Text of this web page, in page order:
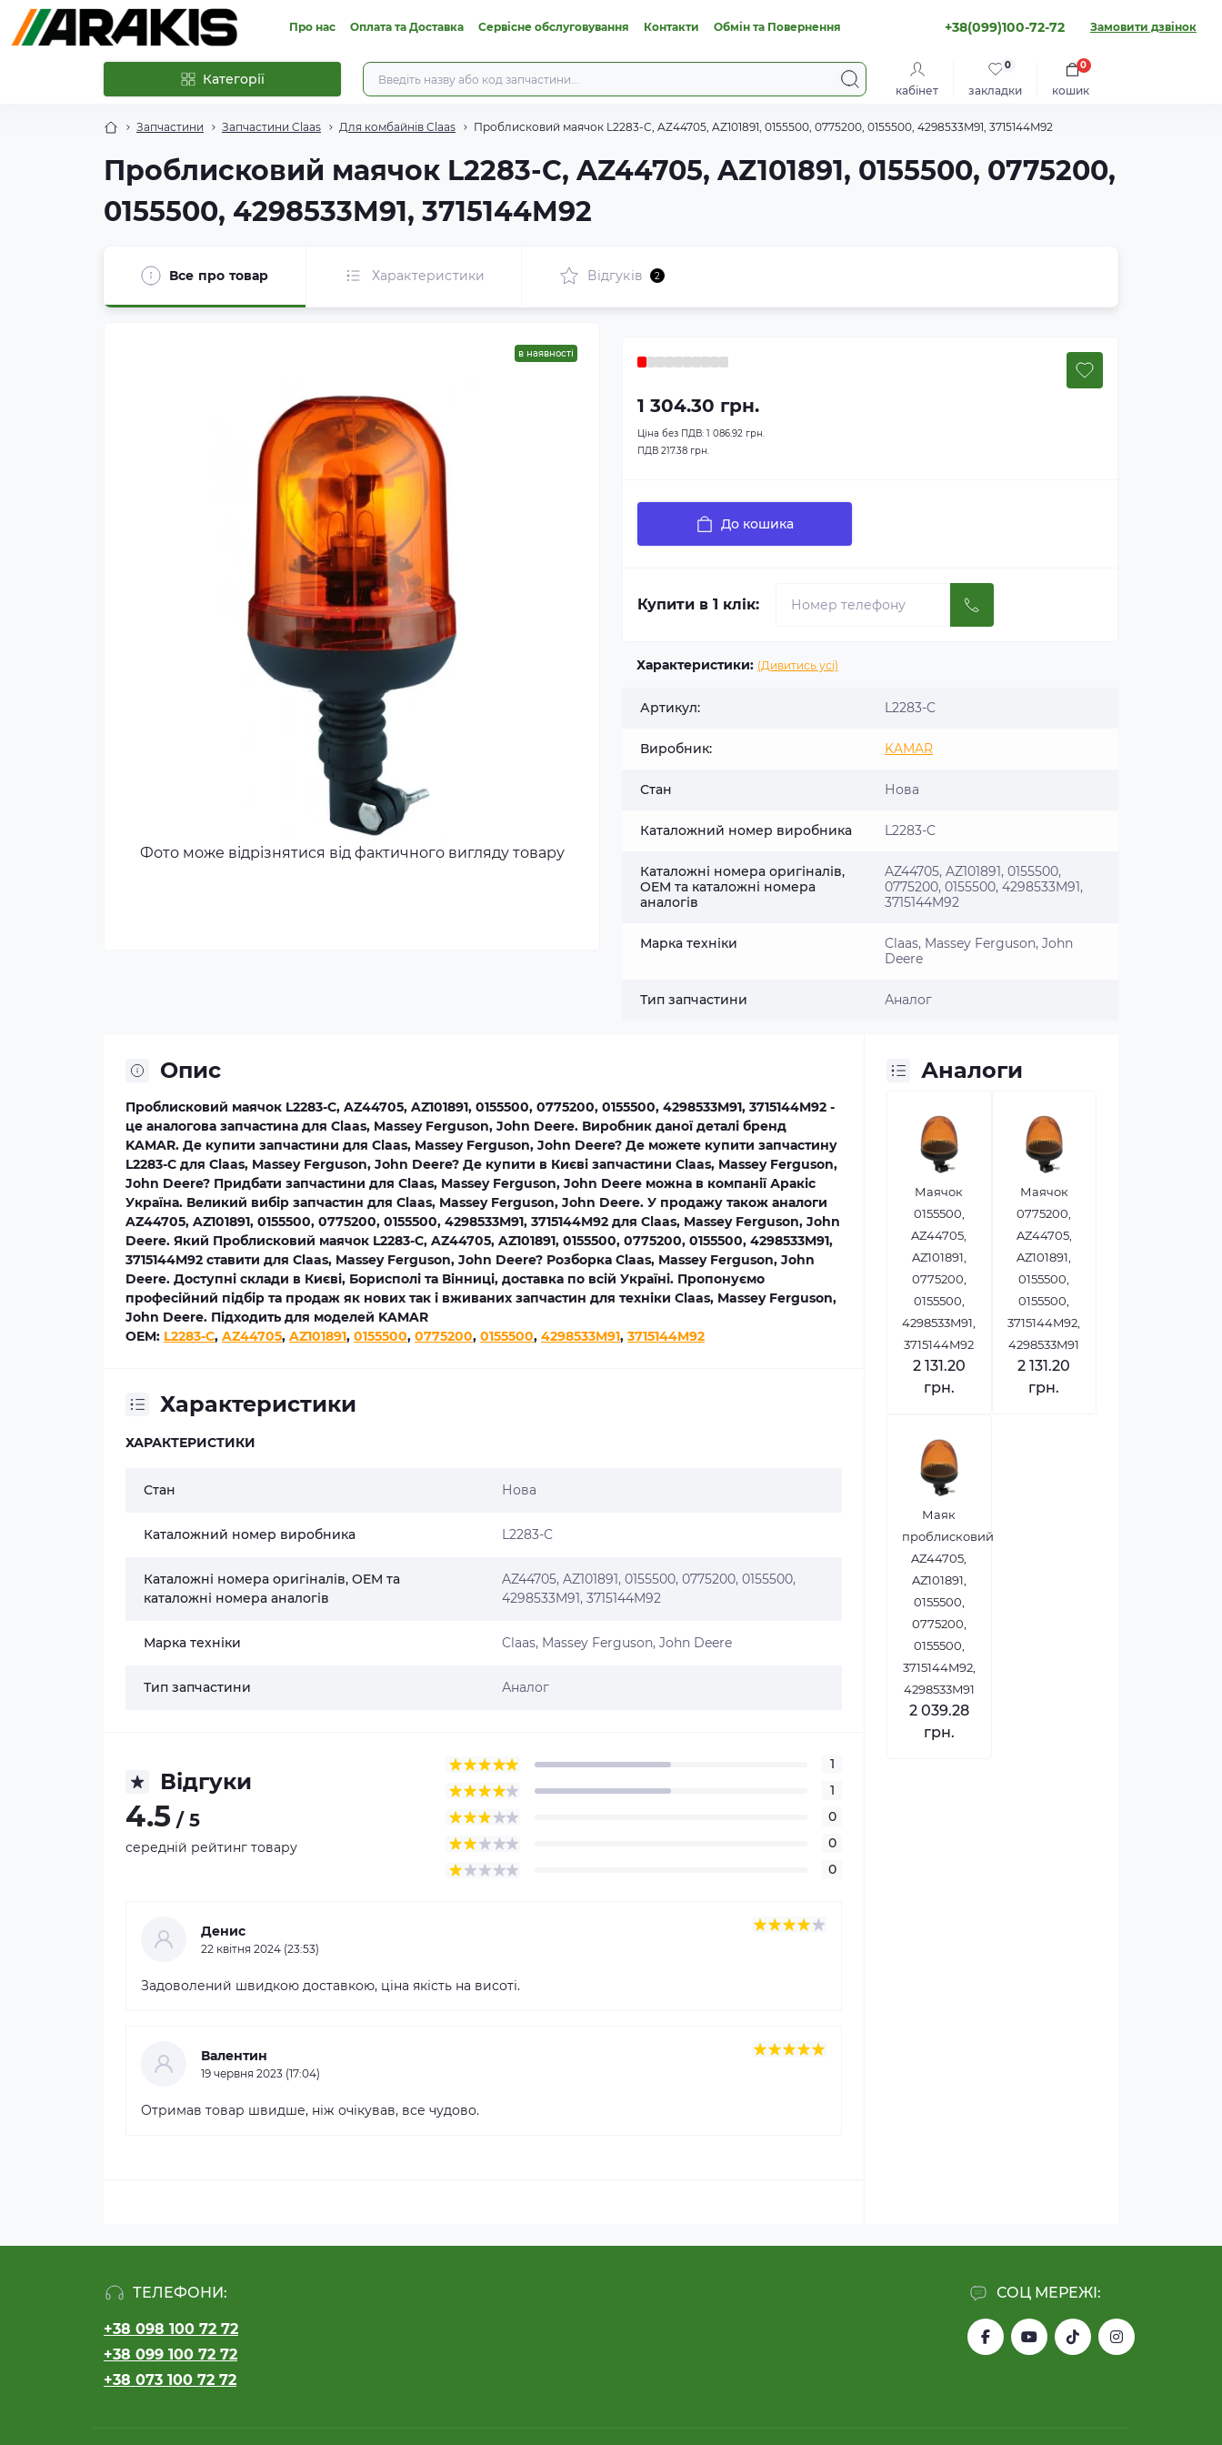
Про нас Оплата та Доставка Сервісне обслуговування Контакти Обмін та Повернення +38(099)100-72-72 Замовити дзвінок
Категорії
кабінет закладки
0
кошик
0
Запчастини Запчастини Claas Для комбайнів Claas Проблисковий маячок L2283-C, AZ44705, AZ101891, 0155500, 0775200, 0155500, 4298533M91, 3715144M92
Проблисковий маячок L2283-C, AZ44705, AZ101891, 0155500, 0775200,
0155500, 4298533M91, 3715144M92
Все про товар Характеристики Відгуків 2
в наявності
Фото може відрізнятися від фактичного вигляду товару
1 304.30 грн.
Ціна без ПДВ: 1 086.92 грн.
ПДВ 217.38 грн.
До кошика
Купити в 1 клік:
Характеристики: (Дивитись усі)
Артикул: L2283-C
Виробник: KAMAR
Стан Нова
Каталожний номер виробника L2283-C
Каталожні номера оригіналів,
OEM та каталожні номера
аналогів
AZ44705, AZ101891, 0155500,
0775200, 0155500, 4298533M91,
3715144M92
Марка техніки
Claas, Massey Ferguson, John
Deere
Тип запчастини Аналог
Опис
Проблисковий маячок L2283-C, AZ44705, AZ101891, 0155500, 0775200, 0155500, 4298533M91, 3715144M92 -
це аналогова запчастина для Claas, Massey Ferguson, John Deere. Виробник даної деталі бренд
KAMAR. Де купити запчастини для Claas, Massey Ferguson, John Deere? Де можете купити запчастину
L2283-C для Claas, Massey Ferguson, John Deere? Де купити в Києві запчастини Claas, Massey Ferguson,
John Deere? Придбати запчастини для Claas, Massey Ferguson, John Deere можна в компанії Аракіс
Україна. Великий вибір запчастин для Claas, Massey Ferguson, John Deere. У продажу також аналоги
AZ44705, AZ101891, 0155500, 0775200, 0155500, 4298533M91, 3715144M92 для Claas, Massey Ferguson, John
Deere. Який Проблисковий маячок L2283-C, AZ44705, AZ101891, 0155500, 0775200, 0155500, 4298533M91,
3715144M92 ставити для Claas, Massey Ferguson, John Deere? Розборка Claas, Massey Ferguson, John
Deere. Доступні склади в Києві, Борисполі та Вінниці, доставка по всій Україні. Пропонуємо
професійний підбір та продаж як нових так і вживаних запчастин для техніки Claas, Massey Ferguson,
John Deere. Підходить для моделей KAMAR
OEM: L2283-C, AZ44705, AZ101891, 0155500, 0775200, 0155500, 4298533M91, 3715144M92
Характеристики
ХАРАКТЕРИСТИКИ
Стан Нова
Каталожний номер виробника L2283-C
Каталожні номера оригіналів, OEM та
каталожні номера аналогів
AZ44705, AZ101891, 0155500, 0775200, 0155500,
4298533M91, 3715144M92
Марка техніки Claas, Massey Ferguson, John Deere
Тип запчастини Аналог
Відгуки
4.5 / 5
середній рейтинг товару
1
1
0
0
0
Денис
22 квітня 2024 (23:53)
Задоволений швидкою доставкою, ціна якість на висоті.
Валентин
19 червня 2023 (17:04)
Отримав товар швидше, ніж очікував, все чудово.
Аналоги
Маячок
0155500,
AZ44705,
AZ101891,
0775200,
0155500,
4298533M91,
3715144M92
2 131.20
грн.
Маячок
0775200,
AZ44705,
AZ101891,
0155500,
0155500,
3715144M92,
4298533M91
2 131.20
грн.
Маяк
проблисковий
AZ44705,
AZ101891,
0155500,
0775200,
0155500,
3715144M92,
4298533M91
2 039.28
грн.
ТЕЛЕФОНИ:
+38 098 100 72 72
+38 099 100 72 72
+38 073 100 72 72
СОЦ МЕРЕЖІ: